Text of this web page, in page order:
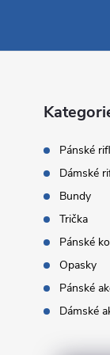
Pánské
Dámské
Bundy
Trička
Pánské
Opasky
Pánské
Dámské